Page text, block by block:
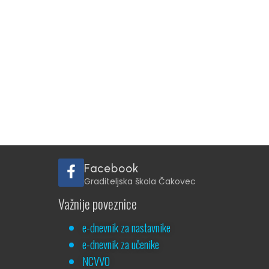
Facebook
Graditeljska škola Čakovec
Važnije poveznice
e-dnevnik za nastavnike
e-dnevnik za učenike
NCVVO